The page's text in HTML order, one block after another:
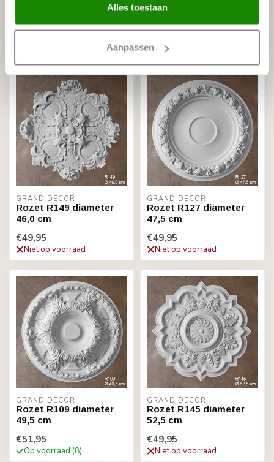
Alles toestaan
Aanpassen
Rozet R134 diameter
Rozet R103 diameter
Niet op voorraad
GRAND DECOR
Rozet R149 diameter
46,0 cm
€49,95
Niet op voorraad
GRAND DECOR
Rozet R127 diameter
47,5 cm
€49,95
Niet op voorraad
GRAND DECOR
Rozet R109 diameter
49,5 cm
€51,95
Op voorraad (8)
GRAND DECOR
Rozet R145 diameter
52,5 cm
€49,95
Niet op voorraad